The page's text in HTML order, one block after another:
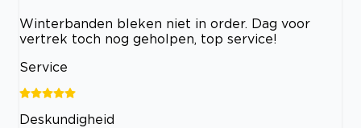
Winterbanden bleken niet in order. Dag voor
vertrek toch nog geholpen, top service!
Service
Deskundigheid